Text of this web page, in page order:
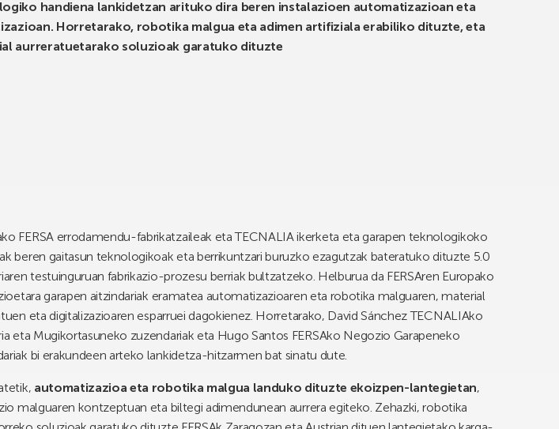
handiena lankidetzan arituko dira beren instalazioen automatizazioan eta
Horretarako, robotika malgua eta adimen artifiziala erabiliko dituzte, eta
aurreratuetarako soluzioak garatuko dituzte
FERSA errodamendu-fabrikatzaileak eta TECNALIA ikerketa eta garapen teknologikoko
beren gaitasun teknologikoak eta berrikuntzari buruzko ezagutzak bateratuko dituzte 5.0
testuinguruan fabrikazio-prozesu berriak bultzatzeko. Helburua da FERSAren Europako
garapen aitzindariak eramatea automatizazioaren eta robotika malguaren, material
eta digitalizazioaren esparruei dagokienez. Horretarako, David Sánchez TECNALIAko
eta Mugikortasuneko zuzendariak eta Hugo Santos FERSAko Negozio Garapeneko
bi erakundeen arteko lankidetza-hitzarmen bat sinatu dute.
automatizazioa eta robotika malgua landuko dituzte ekoizpen-lantegietan,
malguaren kontzeptuan eta biltegi adimendunean aurrera egiteko. Zehazki, robotika